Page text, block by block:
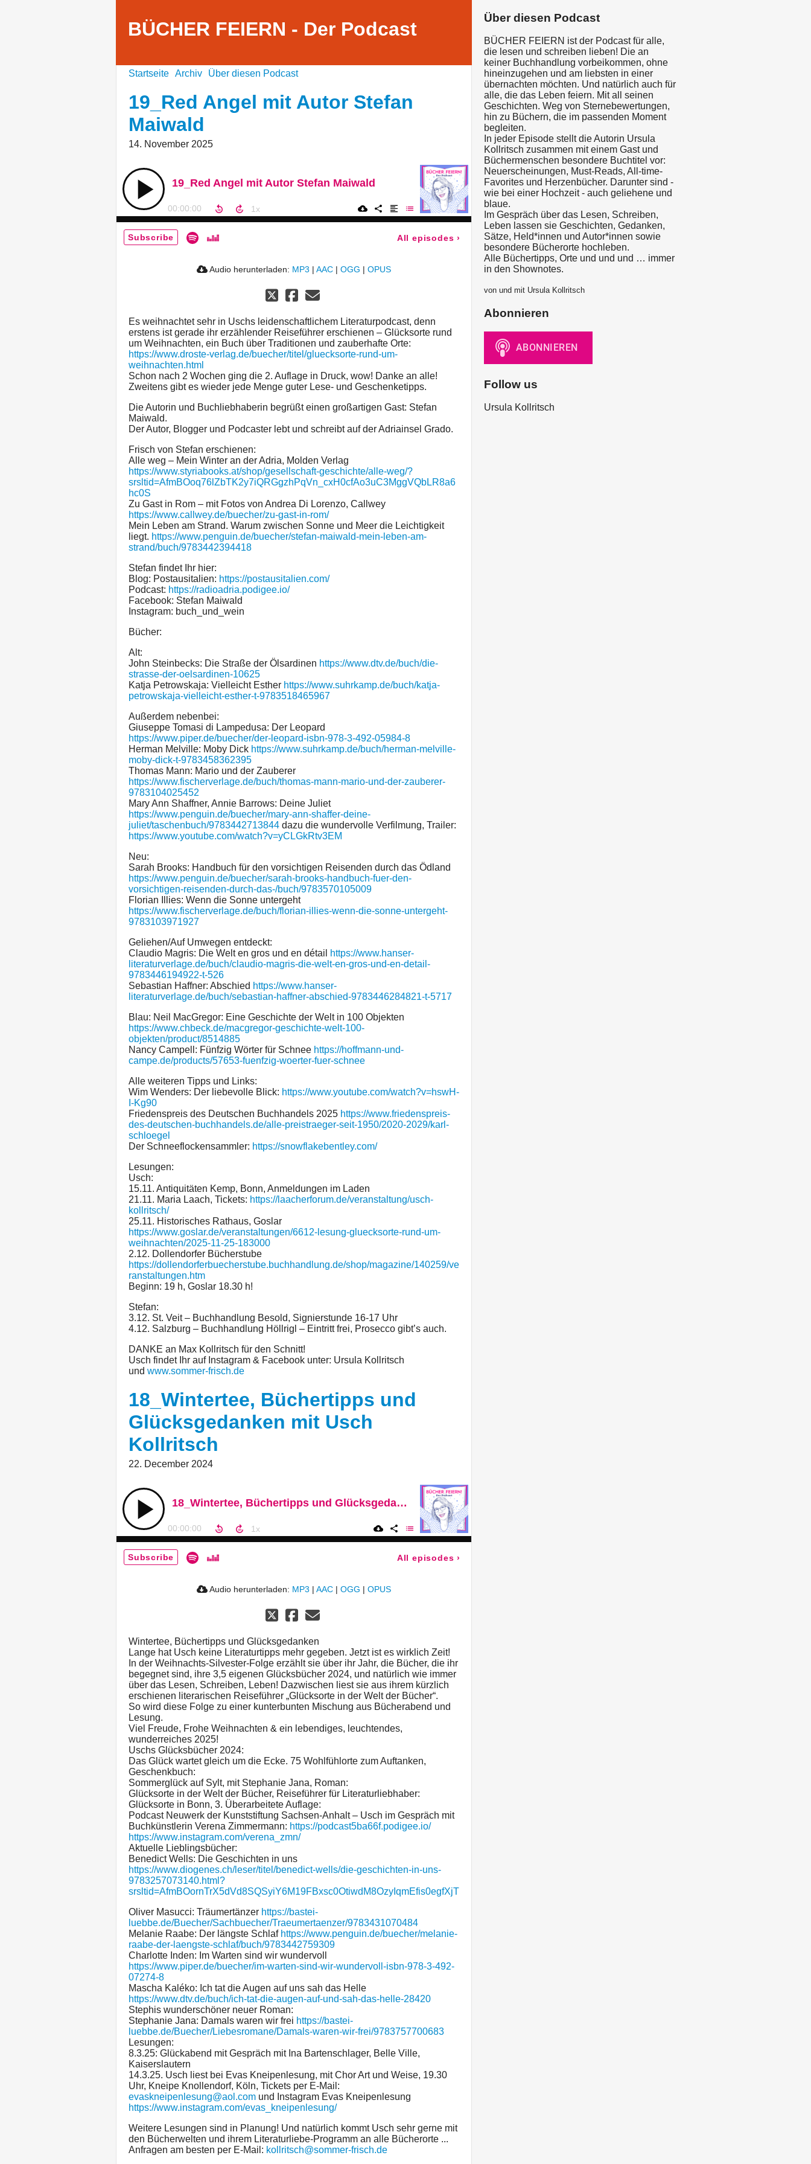
BÜCHER FEIERN - Der Podcast
Startseite Archiv Über diesen Podcast
19_Red Angel mit Autor Stefan
Maiwald
14. November 2025
19_Red Angel mit Autor Stefan Maiwald
00:00:00
Subscribe All episodes ›
Audio herunterladen: MP3 | AAC | OGG | OPUS
Es weihnachtet sehr in Uschs leidenschaftlichem Literaturpodcast, denn
erstens ist gerade ihr erzählender Reiseführer erschienen – Glücksorte rund
um Weihnachten, ein Buch über Traditionen und zauberhafte Orte:
https://www.droste-verlag.de/buecher/titel/gluecksorte-rund-um-
weihnachten.html
Schon nach 2 Wochen ging die 2. Auflage in Druck, wow! Danke an alle!
Zweitens gibt es wieder jede Menge guter Lese- und Geschenketipps.
Die Autorin und Buchliebhaberin begrüßt einen großartigen Gast: Stefan
Maiwald.
Der Autor, Blogger und Podcaster lebt und schreibt auf der Adriainsel Grado.
Frisch von Stefan erschienen:
Alle weg – Mein Winter an der Adria, Molden Verlag
https://www.styriabooks.at/shop/gesellschaft-geschichte/alle-weg/?
srsltid=AfmBOoq76lZbTK2y7iQRGgzhPqVn_cxH0cfAo3uC3MggVQbLR8a6
hc0S
Zu Gast in Rom – mit Fotos von Andrea Di Lorenzo, Callwey
https://www.callwey.de/buecher/zu-gast-in-rom/
Mein Leben am Strand. Warum zwischen Sonne und Meer die Leichtigkeit
liegt. https://www.penguin.de/buecher/stefan-maiwald-mein-leben-am-
strand/buch/9783442394418
Stefan findet Ihr hier:
Blog: Postausitalien: https://postausitalien.com/
Podcast: https://radioadria.podigee.io/
Facebook: Stefan Maiwald
Instagram: buch_und_wein
Bücher:
Alt:
John Steinbecks: Die Straße der Ölsardinen https://www.dtv.de/buch/die-
strasse-der-oelsardinen-10625
Katja Petrowskaja: Vielleicht Esther https://www.suhrkamp.de/buch/katja-
petrowskaja-vielleicht-esther-t-9783518465967
Außerdem nebenbei:
Giuseppe Tomasi di Lampedusa: Der Leopard
https://www.piper.de/buecher/der-leopard-isbn-978-3-492-05984-8
Herman Melville: Moby Dick https://www.suhrkamp.de/buch/herman-melville-
moby-dick-t-9783458362395
Thomas Mann: Mario und der Zauberer
https://www.fischerverlage.de/buch/thomas-mann-mario-und-der-zauberer-
9783104025452
Mary Ann Shaffner, Annie Barrows: Deine Juliet
https://www.penguin.de/buecher/mary-ann-shaffer-deine-
juliet/taschenbuch/9783442713844 dazu die wundervolle Verfilmung, Trailer:
https://www.youtube.com/watch?v=yCLGkRtv3EM
Neu:
Sarah Brooks: Handbuch für den vorsichtigen Reisenden durch das Ödland
https://www.penguin.de/buecher/sarah-brooks-handbuch-fuer-den-
vorsichtigen-reisenden-durch-das-/buch/9783570105009
Florian Illies: Wenn die Sonne untergeht
https://www.fischerverlage.de/buch/florian-illies-wenn-die-sonne-untergeht-
9783103971927
Geliehen/Auf Umwegen entdeckt:
Claudio Magris: Die Welt en gros und en détail
https://www.hanser-
literaturverlage.de/buch/claudio-magris-die-welt-en-gros-und-en-detail-
9783446194922-t-526
Sebastian Haffner: Abschied https://www.hanser-
literaturverlage.de/buch/sebastian-haffner-abschied-9783446284821-t-5717
Blau: Neil MacGregor: Eine Geschichte der Welt in 100 Objekten
https://www.chbeck.de/macgregor-geschichte-welt-100-
objekten/product/8514885
Nancy Campell: Fünfzig Wörter für Schnee https://hoffmann-und-
campe.de/products/57653-fuenfzig-woerter-fuer-schnee
Alle weiteren Tipps und Links:
Wim Wenders: Der liebevolle Blick: https://www.youtube.com/watch?v=hswH-
I-Kg90
Friedenspreis des Deutschen Buchhandels 2025 https://www.friedenspreis-
des-deutschen-buchhandels.de/alle-preistraeger-seit-1950/2020-2029/karl-
schloegel
Der Schneeflockensammler: https://snowflakebentley.com/
Lesungen:
Usch:
15.11. Antiquitäten Kemp, Bonn, Anmeldungen im Laden
21.11. Maria Laach, Tickets: https://laacherforum.de/veranstaltung/usch-
kollritsch/
25.11. Historisches Rathaus, Goslar
https://www.goslar.de/veranstaltungen/6612-lesung-gluecksorte-rund-um-
weihnachten/2025-11-25-183000
2.12. Dollendorfer Bücherstube
https://dollendorferbuecherstube.buchhandlung.de/shop/magazine/140259/ve
ranstaltungen.htm
Beginn: 19 h, Goslar 18.30 h!
Stefan:
3.12. St. Veit – Buchhandlung Besold, Signierstunde 16-17 Uhr
4.12. Salzburg – Buchhandlung Höllrigl – Eintritt frei, Prosecco gibt’s auch.
DANKE an Max Kollritsch für den Schnitt!
Usch findet Ihr auf Instagram & Facebook unter: Ursula Kollritsch
und www.sommer-frisch.de
18_Wintertee, Büchertipps und
Glücksgedanken mit Usch
Kollritsch
22. December 2024
18_Wintertee, Büchertipps und Glücksgedanken mit Usch Kollritsch
00:00:00
Subscribe All episodes ›
Audio herunterladen: MP3 | AAC | OGG | OPUS
Wintertee, Büchertipps und Glücksgedanken
Lange hat Usch keine Literaturtipps mehr gegeben. Jetzt ist es wirklich Zeit!
In der Weihnachts-Silvester-Folge erzählt sie über ihr Jahr, die Bücher, die ihr
begegnet sind, ihre 3,5 eigenen Glücksbücher 2024, und natürlich wie immer
über das Lesen, Schreiben, Leben! Dazwischen liest sie aus ihrem kürzlich
erschienen literarischen Reiseführer „Glücksorte in der Welt der Bücher“.
So wird diese Folge zu einer kunterbunten Mischung aus Bücherabend und
Lesung.
Viel Freude, Frohe Weihnachten & ein lebendiges, leuchtendes,
wunderreiches 2025!
Uschs Glücksbücher 2024:
Das Glück wartet gleich um die Ecke. 75 Wohlfühlorte zum Auftanken,
Geschenkbuch:
Sommerglück auf Sylt, mit Stephanie Jana, Roman:
Glücksorte in der Welt der Bücher, Reiseführer für Literaturliebhaber:
Glücksorte in Bonn, 3. Überarbeitete Auflage:
Podcast Neuwerk der Kunststiftung Sachsen-Anhalt – Usch im Gespräch mit
Buchkünstlerin Verena Zimmermann: https://podcast5ba66f.podigee.io/
https://www.instagram.com/verena_zmn/
Aktuelle Lieblingsbücher:
Benedict Wells: Die Geschichten in uns
https://www.diogenes.ch/leser/titel/benedict-wells/die-geschichten-in-uns-
9783257073140.html?
srsltid=AfmBOornTrX5dVd8SQSyiY6M19FBxsc0OtiwdM8OzyIqmEfis0egfXjT
Oliver Masucci: Träumertänzer https://bastei-
luebbe.de/Buecher/Sachbuecher/Traeumertaenzer/9783431070484
Melanie Raabe: Der längste Schlaf https://www.penguin.de/buecher/melanie-
raabe-der-laengste-schlaf/buch/9783442759309
Charlotte Inden: Im Warten sind wir wundervoll
https://www.piper.de/buecher/im-warten-sind-wir-wundervoll-isbn-978-3-492-
07274-8
Mascha Kaléko: Ich tat die Augen auf uns sah das Helle
https://www.dtv.de/buch/ich-tat-die-augen-auf-und-sah-das-helle-28420
Stephis wunderschöner neuer Roman:
Stephanie Jana: Damals waren wir frei https://bastei-
luebbe.de/Buecher/Liebesromane/Damals-waren-wir-frei/9783757700683
Lesungen:
8.3.25: Glückabend mit Gespräch mit Ina Bartenschlager, Belle Ville,
Kaiserslautern
14.3.25. Usch liest bei Evas Kneipenlesung, mit Chor Art und Weise, 19.30
Uhr, Kneipe Knollendorf, Köln, Tickets per E-Mail:
evaskneipenlesung@aol.com und Instagram Evas Kneipenlesung
https://www.instagram.com/evas_kneipenlesung/
Weitere Lesungen sind in Planung! Und natürlich kommt Usch sehr gerne mit
den Bücherwelten und ihrem Literaturliebe-Programm an alle Bücherorte ...
Anfragen am besten per E-Mail: kollritsch@sommer-frisch.de
Über diesen Podcast
BÜCHER FEIERN ist der Podcast für alle,
die lesen und schreiben lieben! Die an
keiner Buchhandlung vorbeikommen, ohne
hineinzugehen und am liebsten in einer
übernachten möchten. Und natürlich auch für
alle, die das Leben feiern. Mit all seinen
Geschichten. Weg von Sternebewertungen,
hin zu Büchern, die im passenden Moment
begleiten.
In jeder Episode stellt die Autorin Ursula
Kollritsch zusammen mit einem Gast und
Büchermenschen besondere Buchtitel vor:
Neuerscheinungen, Must-Reads, All-time-
Favorites und Herzenbücher. Darunter sind -
wie bei einer Hochzeit - auch geliehene und
blaue.
Im Gespräch über das Lesen, Schreiben,
Leben lassen sie Geschichten, Gedanken,
Sätze, Held*innen und Autor*innen sowie
besondere Bücherorte hochleben.
Alle Büchertipps, Orte und und und … immer
in den Shownotes.
von und mit Ursula Kollritsch
Abonnieren
Follow us
Ursula Kollritsch